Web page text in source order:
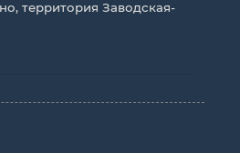
территория Заводская-